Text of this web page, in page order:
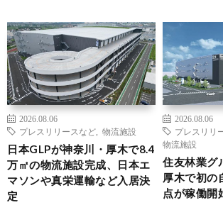
2026.08.06
プレスリリースなど
物流施設
日本GLPが神奈川・厚木で8.4
万㎡の物流施設完成、日本エ
マソンや真栄運輸など入居決
定
2026.08.06
プレスリリ
物流施設
住友林業グ
厚木で初の
点が稼働開